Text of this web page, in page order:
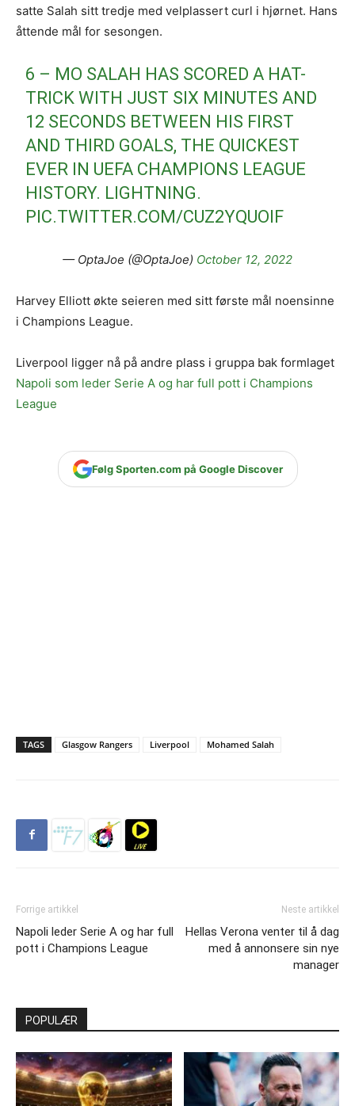
satte Salah sitt tredje med velplassert curl i hjørnet. Hans
åttende mål for sesongen.
6 – MO SALAH HAS SCORED A HAT-
TRICK WITH JUST SIX MINUTES AND
12 SECONDS BETWEEN HIS FIRST
AND THIRD GOALS, THE QUICKEST
EVER IN UEFA CHAMPIONS LEAGUE
HISTORY. LIGHTNING.
PIC.TWITTER.COM/CUZ2YQUOIF
— OptaJoe (@OptaJoe) October 12, 2022
Harvey Elliott økte seieren med sitt første mål noensinne
i Champions League.
Liverpool ligger nå på andre plass i gruppa bak formlaget
Napoli som leder Serie A og har full pott i Champions
League
Følg Sporten.com på Google Discover
TAGS Glasgow Rangers Liverpool Mohamed Salah
Forrige artikkel
Napoli leder Serie A og har full
pott i Champions League
Neste artikkel
Hellas Verona venter til å dag
med å annonsere sin nye
manager
POPULÆR